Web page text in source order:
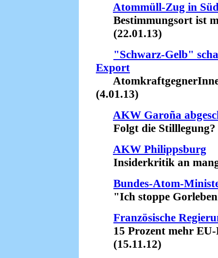
Atommüll-Zug in
Bestimmungsort ist
(22.01.13)
"Schwarz-Gelb"
Export
(4.01.13)
AKW Garoña
Folgt die Stilllegung?
AKW Philippsburg
Insiderkritik an
Bundes-Atom-
"Ich stoppe
Französische
15 Prozent mehr EU-
(15.11.12)